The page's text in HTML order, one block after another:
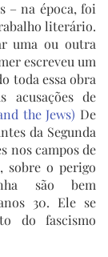
– na época, foi
literário.
uma ou outra
escreveu um
toda essa obra
acusações de
the Jews) De
da Segunda
nos campos de
sobre o perigo
são bem
30. Ele se
do fascismo